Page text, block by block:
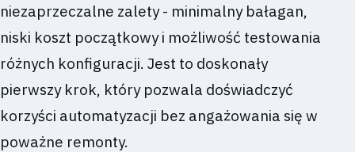
niezaprzeczalne zalety - minimalny bałagan,
niski koszt początkowy i możliwość testowania
różnych konfiguracji. Jest to doskonały
pierwszy krok, który pozwala doświadczyć
korzyści automatyzacji bez angażowania się w
poważne remonty.